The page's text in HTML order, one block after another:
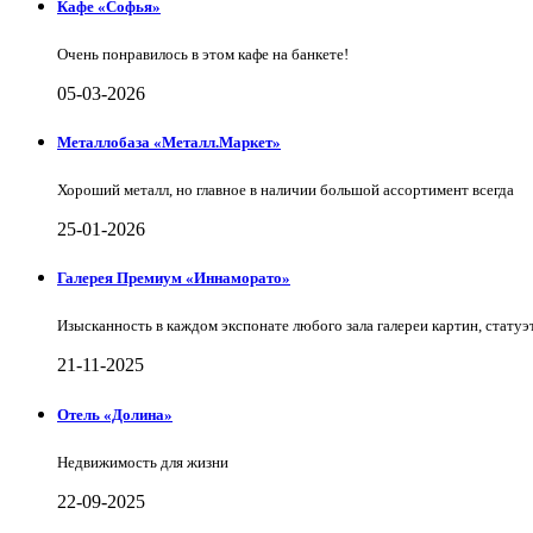
Кафе «Софья»
Очень понравилось в этом кафе на банкете!
05-03-2026
Металлобаза «Металл.Маркет»
Хороший металл, но главное в наличии большой ассортимент всегда
25-01-2026
Галерея Премиум «Иннаморато»
Изысканность в каждом экспонате любого зала галереи картин,
21-11-2025
Отель «Долина»
Недвижимость для жизни
22-09-2025